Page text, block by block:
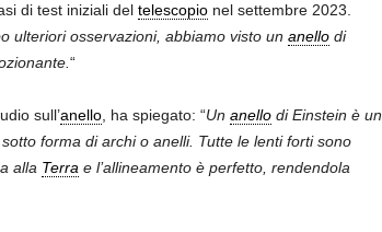
di test iniziali del telescopionel settembre 2023.
ulteriori osservazioni, abbiamo visto un anellodi
“
sull’anello, ha spiegato: “Un anellodi Einstein è un
forma di archi o anelli. Tutte le lenti forti sono
alla Terra e l’allineamento è perfetto, rendendola